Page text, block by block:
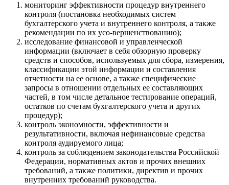
мониторинг эффективности процедур внутреннего
контроля (постановка необходимых систем
бухгалтерского учета и внутреннего контроля, а также
рекомендации по их усо-вершенствованию);
исследование финансовой и управленческой
информации (включает в себя обзорную проверку
средств и способов, используемых для сбора, измерения,
классификации этой информации и составления
отчетности на ее основе, а также специфические
запросы в отношении отдельных ее составляющих
частей, в том числе детальное тестирование операций,
остатков по счетам бухгалтерского учета и других
процедур);
контроль экономности, эффективности и
результативности, включая нефинансовые средства
контроля аудируемого лица;
контроль за соблюдением законодательства Российской
Федерации, нормативных актов и прочих внешних
требований, а также политики, директив и прочих
внутренних требований руководства.